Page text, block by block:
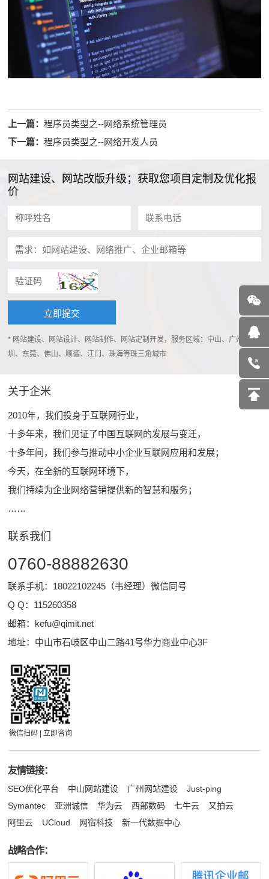
上一篇：程序员类型之--网络系统管理员
下一篇：程序员类型之--网络开发人员
网站建设、网站改版升级；获取您项目定制及优化报
价
* 网站建设、网站设计、网站制作、网站定制开发，服务区域：中山、广州、深
圳、东莞、佛山、顺德、江门、珠海等珠三角城市
关于企米
2010年，我们投身于互联网行业，
十多年来，我们见证了中国互联网的发展与变迁，
十多年间，我们参与推动中小企业互联网应用和发展；
今天，在全新的互联网环境下，
我们持续为企业网络营销提供新的智慧和服务；
……
联系我们
0760-88882630
联系手机：18022102245（韦经理）微信同号
Q Q： 115260358
邮箱： kefu@qimit.net
地址：中山市石岐区中山二路41号华力商业中心3F
微信扫码 | 立即咨询
友情链接：
SEO优化平台 中山网站建设 广州网站建设
Just-ping
Symantec
亚洲诚信 华为云 西部数码 七牛云
又拍云
阿里云
UCloud 网宿科技 新一代数据中心
战略合作：